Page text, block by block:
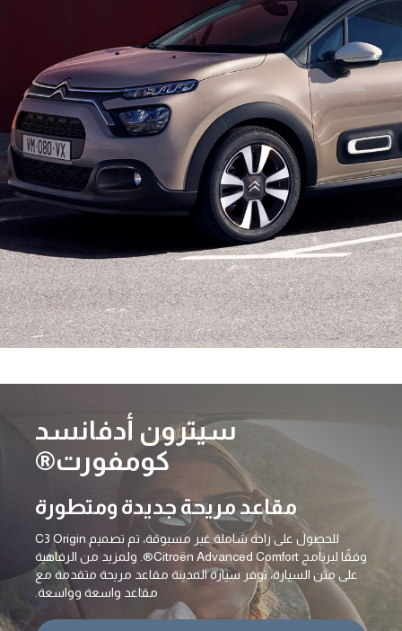
سيترون أدفانسد
كومفورت®
مقاعد مريحة جديدة ومتطورة
للحصول على راحة شاملة غير مسبوقة، تم تصميم C3 Origin
وفقًا لبرنامج Citroën Advanced Comfort®. ولمزيد من الرفاهية
على متن السيارة، توفر سيارة المدينة مقاعد مريحة متقدمة مع
مقاعد واسعة وواسعة.